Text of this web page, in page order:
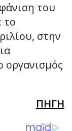
του
το
στην
οργανισμός
ΠΗΓΗ